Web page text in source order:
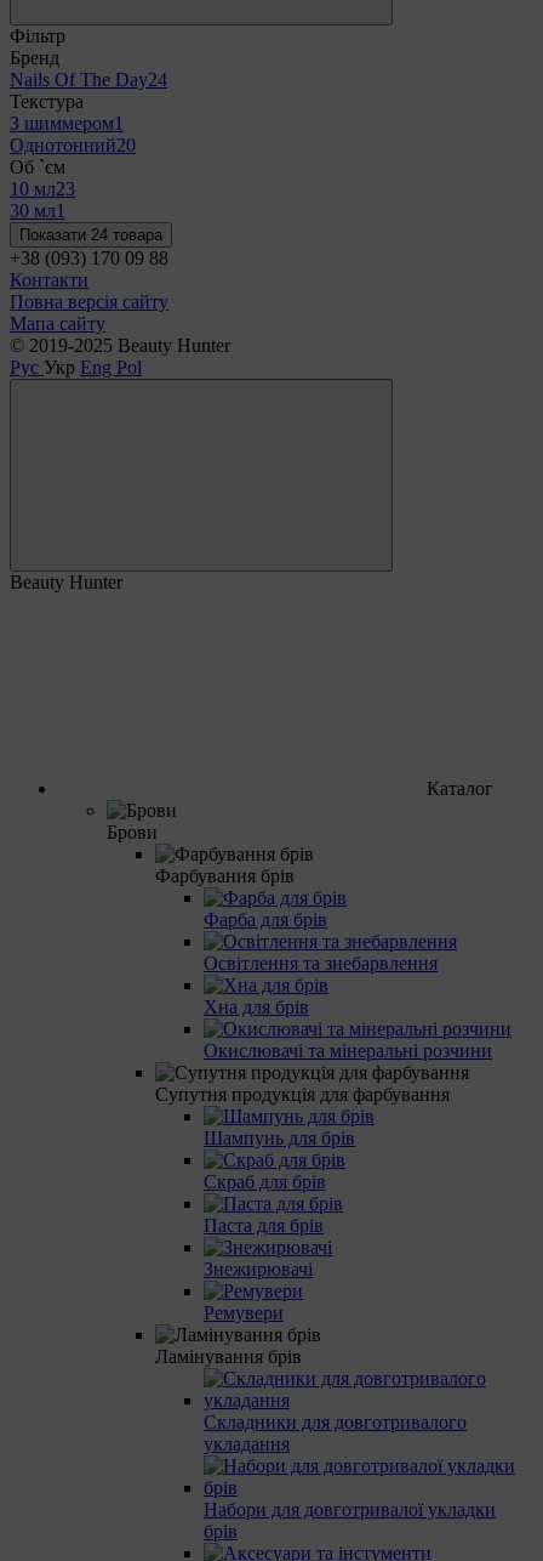
Фільтр
Бренд
Nails Of The Day24
Текстура
З шиммером1
Однотонний20
Об `єм
10 мл23
30 мл1
Показати 24 товара
+38 (093) 170 09 88
Контакти
Повна версія сайту
Мапа сайту
© 2019-2025 Beauty Hunter
Рус Укр Eng Pol
Beauty Hunter
Каталог
Брови
Фарбування брів
Фарба для брів
Освітлення та знебарвлення
Хна для брів
Окислювачі та мінеральні розчини
Супутня продукція для фарбування
Шампунь для брів
Скраб для брів
Паста для брів
Знежирювачі
Ремувери
Ламінування брів
Складники для довготривалого
укладання
Набори для довготривалої укладки
брів